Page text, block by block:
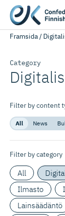
Framsida/
Category
Filter by content
All News
Filter by category
All
Ilmasto
Lainsäädäntö